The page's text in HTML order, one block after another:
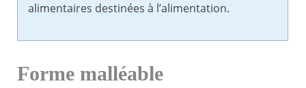
alimentaires destinées à l’alimentation.
Forme malléable